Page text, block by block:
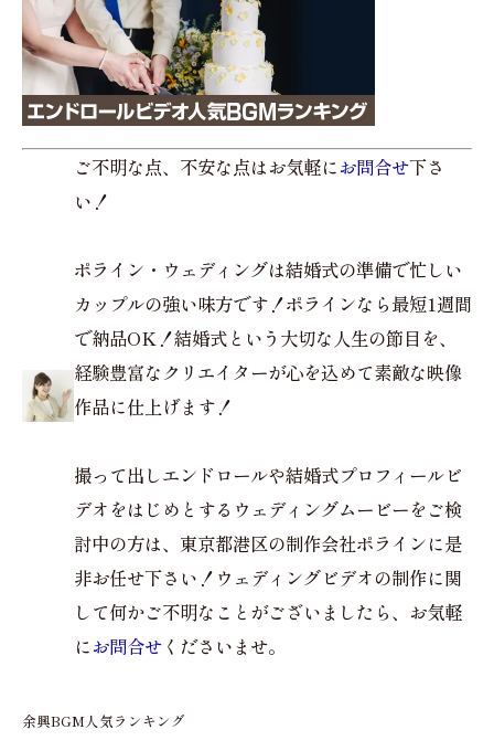
ご不明な点、不安な点はお気軽にお問合せ下さ
い！
ポライン・ウェディングは結婚式の準備で忙しい
カップルの強い味方です！ポラインなら最短1週間
で納品OK！結婚式という大切な人生の節目を、
経験豊富なクリエイターが心を込めて素敵な映像
作品に仕上げます！
撮って出しエンドロールや結婚式プロフィールビ
デオをはじめとするウェディングムービーをご検
討中の方は、東京都港区の制作会社ポラインに是
非お任せ下さい！ウェディングビデオの制作に関
して何かご不明なことがございましたら、お気軽
にお問合せ くださいませ。
余興BGM人気ランキング